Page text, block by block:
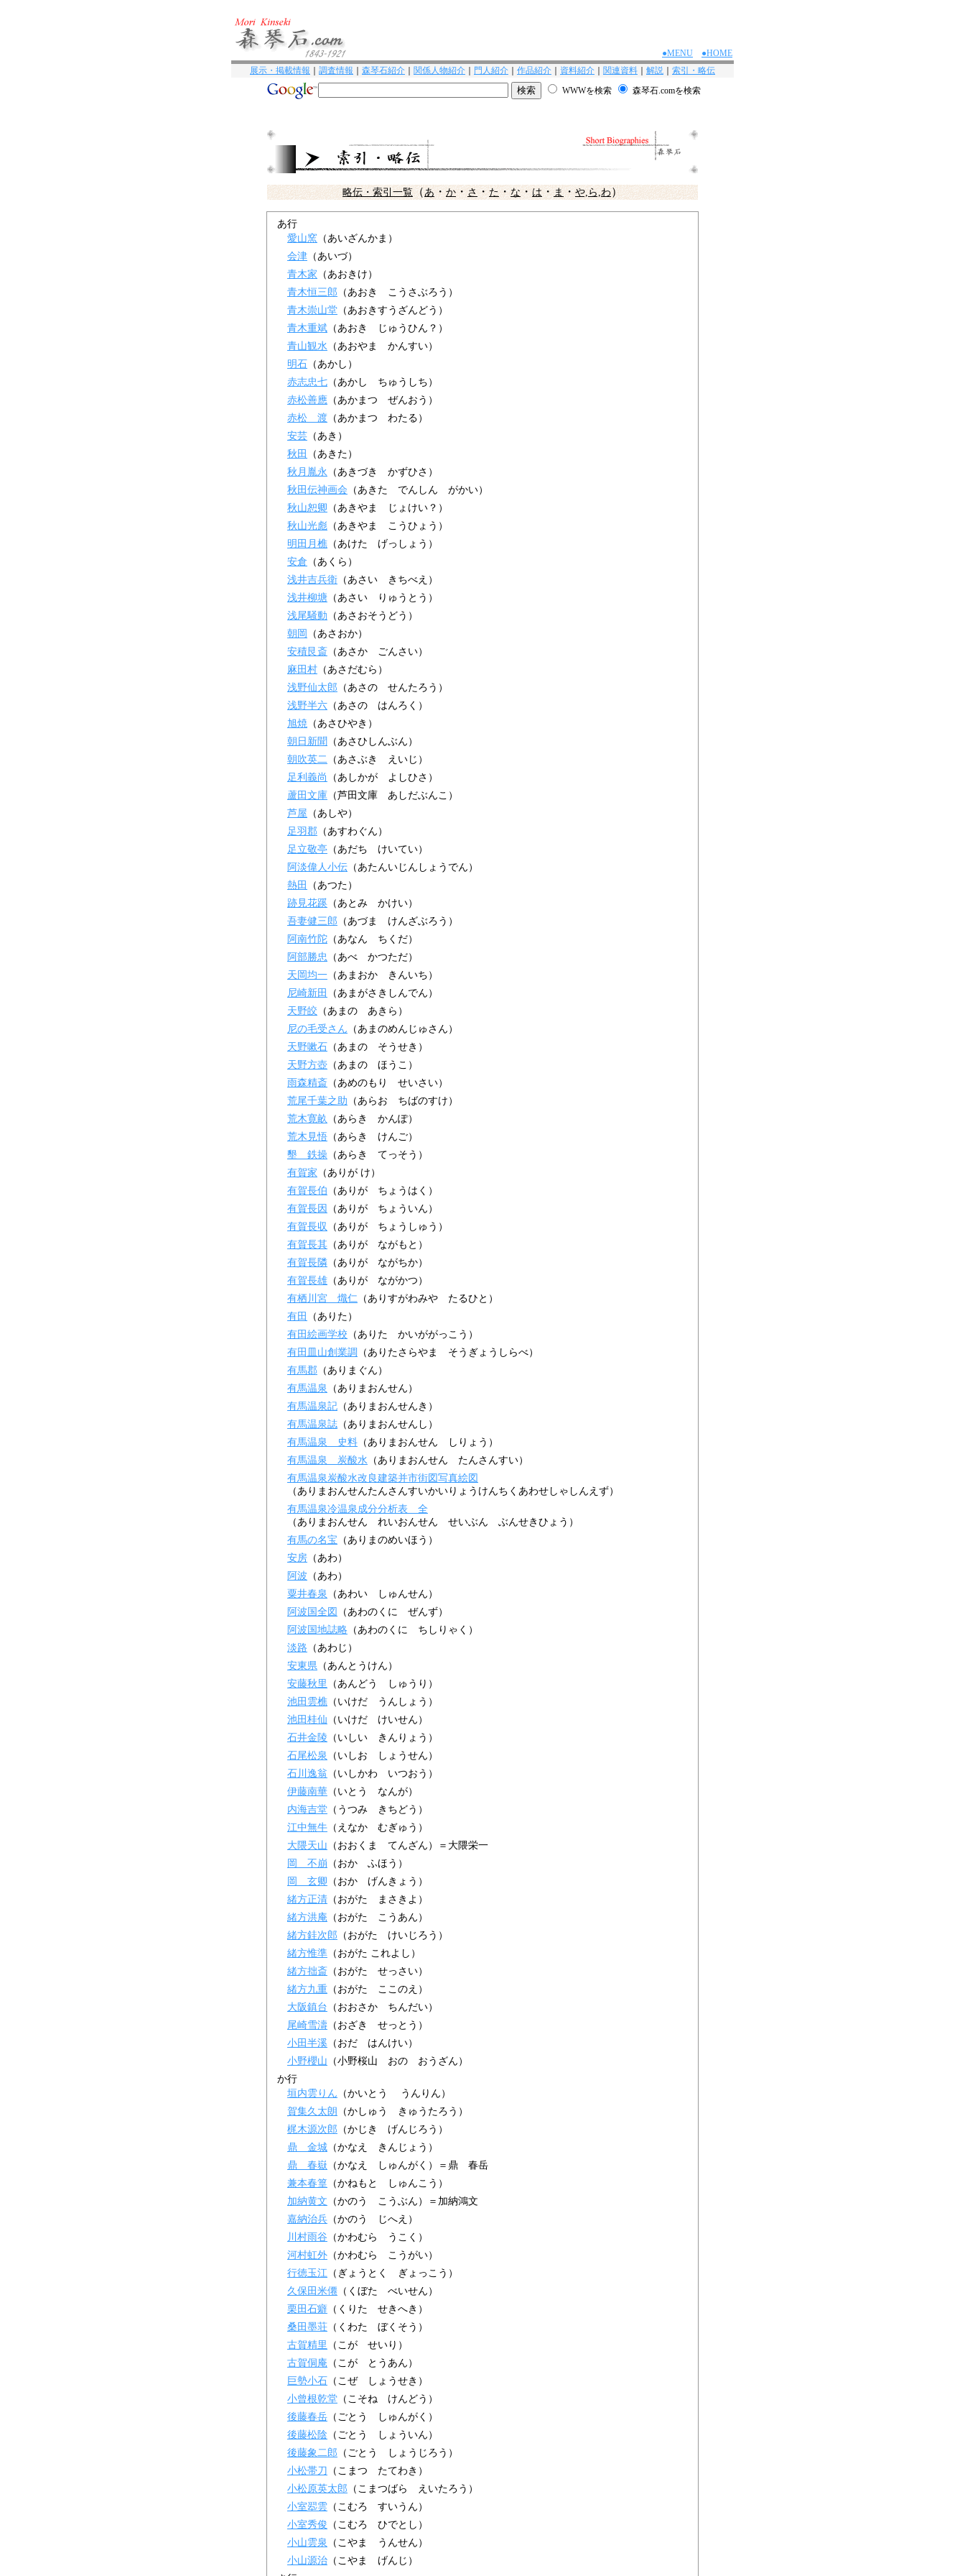
●MENU
●HOME
展示・掲載情報
調査情報 森琴石紹介 関係人物紹介 門人紹介 作品紹介 資料紹介 関連資料 解説
索引・略伝
WWWを検索
森琴石.comを検索
略伝・索引一覧（あ・か・さ・た・な・は・ま・や,ら,わ）
あ行
愛山窯 （あいざんかま）
会津 （あいづ）
青木家 （あおきけ）
青木恒三郎 （あおき こうさぶろう）
青木崇山堂 （あおきすうざんどう）
青木重斌 （あおき じゅうひん？）
青山観水 （あおやま かんすい）
明石 （あかし）
赤志忠七 （あかし ちゅうしち）
赤松善應 （あかまつ ぜんおう）
赤松 渡 （あかまつ わたる）
安芸 （あき）
秋田
（あきた）
秋月胤永 （あきづき かずひさ）
秋田伝神画会 （あきた でんしん がかい）
秋山恕卿 （あきやま じょけい？）
秋山光彪 （あきやま こうひょう）
明田月樵 （あけた げっしょう）
安倉 （あくら）
浅井吉兵衛 （あさい きちべえ）
浅井柳塘 （あさい りゅうとう）
浅尾騒動 （あさおそうどう）
朝岡
（あさおか）
安積艮斎 （あさか ごんさい）
麻田村 （あさだむら）
浅野仙太郎 （あさの せんたろう）
浅野半六 （あさの はんろく）
旭焼 （あさひやき）
朝日新聞 （あさひしんぶん）
朝吹英二 （あさぶき えいじ）
足利義尚
（あしかが よしひさ）
蘆田文庫 （芦田文庫 あしだぶんこ）
芦屋 （あしや）
足羽郡 （あすわぐん）
足立敬亭 （あだち けいてい）
阿淡偉人小伝 （あたんいじんしょうでん）
熱田
（あつた）
跡見花蹊 （あとみ かけい）
吾妻健三郎 （あづま けんざぶろう）
阿南竹陀 （あなん ちくだ）
阿部勝忠 （あべ かつただ）
天岡均一 （あまおか きんいち）
尼崎新田
（あまがさきしんでん）
天野皎 （あまの あきら）
尼の毛受さん （あまのめんじゅさん）
天野嗽石 （あまの そうせき）
天野方壺 （あまの ほうこ）
雨森精斎 （あめのもり せいさい）
荒尾千葉之助 （あらお ちばのすけ）
荒木寛畝 （あらき かんぽ）
荒木見悟 （あらき けんご）
墾 鉄操 （あらき てっそう）
有賀家 （ありが け）
有賀長伯 （ありが ちょうはく）
有賀長因
（ありが ちょういん）
有賀長収 （ありが ちょうしゅう）
有賀長其 （ありが ながもと）
有賀長隣 （ありが ながちか）
有賀長雄 （ありが ながかつ）
有栖川宮 熾仁 （ありすがわみや たるひと）
有田
（ありた）
有田絵画学校 （ありた かいががっこう）
有田皿山創業調
（ありたさらやま そうぎょうしらべ）
有馬郡 （ありまぐん）
有馬温泉 （ありまおんせん）
有馬温泉記 （ありまおんせんき）
有馬温泉誌 （ありまおんせんし）
有馬温泉 史料 （ありまおんせん しりょう）
有馬温泉 炭酸水 （ありまおんせん たんさんすい）
有馬温泉炭酸水改良建築并市街図写真絵図
（ありまおんせんたんさんすいかいりょうけんちくあわせしゃしんえず）
有馬温泉冷温泉成分分析表 全
（ありまおんせん れいおんせん せいぶん ぶんせきひょう）
有馬の名宝 （ありまのめいほう）
安房 （あわ）
阿波 （あわ）
粟井春泉 （あわい しゅんせん）
阿波国全図
（あわのくに ぜんず）
阿波国地誌略 （あわのくに ちしりゃく）
淡路 （あわじ）
安東県 （あんとうけん）
安藤秋里
（あんどう しゅうり）
池田雲樵 （いけだ うんしょう）
池田桂仙 （いけだ けいせん）
石井金陵 （いしい きんりょう）
石尾松泉 （いしお しょうせん）
石川逸翁 （いしかわ いつおう）
伊藤南華 （いとう なんが）
内海吉堂 （うつみ きちどう）
江中無牛 （えなか むぎゅう）
大隈天山 （おおくま てんざん）＝大隈栄一
岡 不崩 （おか ふほう）
岡 玄卿 （おか げんきょう）
緒方正清 （おがた まさきよ）
緒方洪庵 （おがた こうあん）
緒方銈次郎 （おがた けいじろう）
緒方惟準 （おがた これよし）
緒方拙斎 （おがた せっさい）
緒方九重 （おがた ここのえ）
大阪鎮台 （おおさか ちんだい）
尾崎雪濤 （おざき せっとう）
小田半溪 （おだ はんけい）
小野櫻山 （小野桜山 おの おうざん）
か行
垣内雲りん （かいとう うんりん）
賀集久太朗
（かしゅう きゅうたろう）
梶木源次郎 （かじき げんじろう）
鼎 金城 （かなえ きんじょう）
鼎 春嶽 （かなえ しゅんがく）＝鼎 春岳
兼本春篁 （かねもと しゅんこう）
加納黄文 （かのう こうぶん）＝加納鴻文
嘉納治兵 （かのう じへえ）
川村雨谷 （かわむら うこく）
河村虹外 （かわむら こうがい）
行徳玉江 （ぎょうとく ぎょっこう）
久保田米僊 （くぼた べいせん）
栗田石癖 （くりた せきへき）
桑田墨荘 （くわた ぼくそう）
古賀精里
（こが せいり）
古賀侗庵 （こが とうあん）
巨勢小石 （こぜ しょうせき）
小曾根乾堂 （こそね けんどう）
後藤春岳 （ごとう しゅんがく）
後藤松陰 （ごとう しょういん）
後藤象二郎 （ごとう しょうじろう）
小松帯刀
（こまつ たてわき）
小松原英太郎 （こまつばら えいたろう）
小室翆雲 （こむろ すいうん）
小室秀俊 （こむろ ひでとし）
小山雲泉 （こやま うんせん）
小山源治 （こやま げんじ）